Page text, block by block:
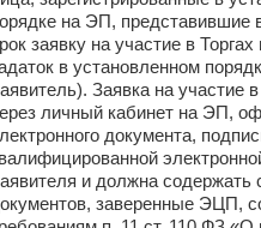
на ЭП, представившие
заявку на участие в
в установленном
Заявка на участие
личный кабинет на ЭП,
документа,
и должна содержать
заверенные ЭЦП,